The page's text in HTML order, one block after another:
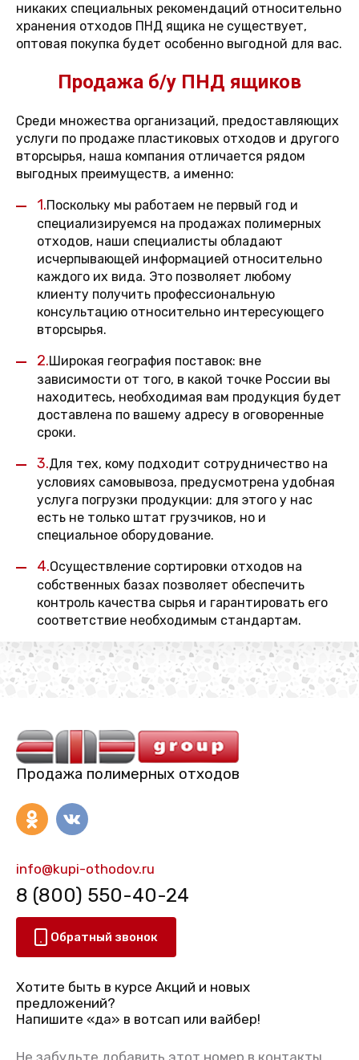
никаких специальных рекомендаций относительно
хранения отходов ПНД ящика не существует,
оптовая покупка будет особенно выгодной для вас.
Продажа б/у ПНД ящиков
Среди множества организаций, предоставляющих
услуги по продаже пластиковых отходов и другого
вторсырья, наша компания отличается рядом
выгодных преимуществ, а именно:
1.Поскольку мы работаем не первый год и
специализируемся на продажах полимерных
отходов, наши специалисты обладают
исчерпывающей информацией относительно
каждого их вида. Это позволяет любому
клиенту получить профессиональную
консультацию относительно интересующего
вторсырья.
2.Широкая география поставок: вне
зависимости от того, в какой точке России вы
находитесь, необходимая вам продукция будет
доставлена по вашему адресу в оговоренные
сроки.
3.Для тех, кому подходит сотрудничество на
условиях самовывоза, предусмотрена удобная
услуга погрузки продукции: для этого у нас
есть не только штат грузчиков, но и
специальное оборудование.
4.Осуществление сортировки отходов на
собственных базах позволяет обеспечить
контроль качества сырья и гарантировать его
соответствие необходимым стандартам.
Продажа полимерных отходов
info@kupi-othodov.ru
8 (800) 550-40-24
Обратный звонок
Хотите быть в курсе Акций и новых
предложений?
Напишите «да» в вотсап или вайбер!